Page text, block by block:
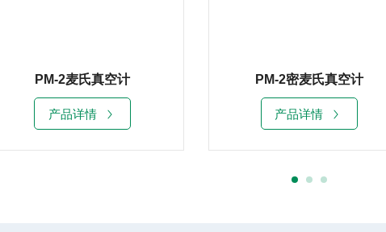
PM-2麦氏真空计
产品详情
PM-2密麦氏真空计
产品详情